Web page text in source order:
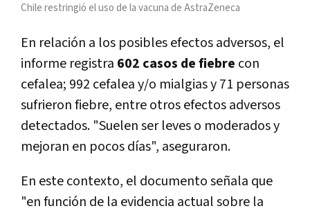
Chile restringió el uso de la vacuna de AstraZeneca
En relación a los posibles efectos adversos, el
informe registra 602 casos de fiebre con
cefalea; 992 cefalea y/o mialgias y 71 personas
sufrieron fiebre, entre otros efectos adversos
detectados. "Suelen ser leves o moderados y
mejoran en pocos días", aseguraron.
En este contexto, el documento señala que
"en función de la evidencia actual sobre la